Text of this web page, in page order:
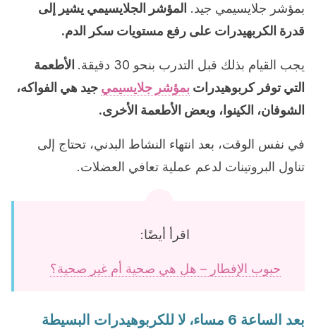
بمؤشر جلايسيمي جيد. المؤشر الجلايسيمي يشير إلى
قدرة الكربهيدرات على رفع مستويات سكر الدم.
يجب القيام بذلك قبل التدرب بنحو 30 دقيقة.
الأطعمة
التي توفر كربوهيدرات بمؤشر جلايسيمي جيد هي الفواكه،
الشوفان، الكينوا، وبعض الأطعمة الأخرى.
في نفس الوقت، بعد انتهاء النشاط البدني، تحتاج إلى
تناول البروتينات لدعم عملية تعافي العضلات.
اقرأ أيضًا:
حبوب الإفطار – هل هي صحية أم غير صحية؟
بعد الساعة 6 مساء، لا للكربوهيدرات البسيطة